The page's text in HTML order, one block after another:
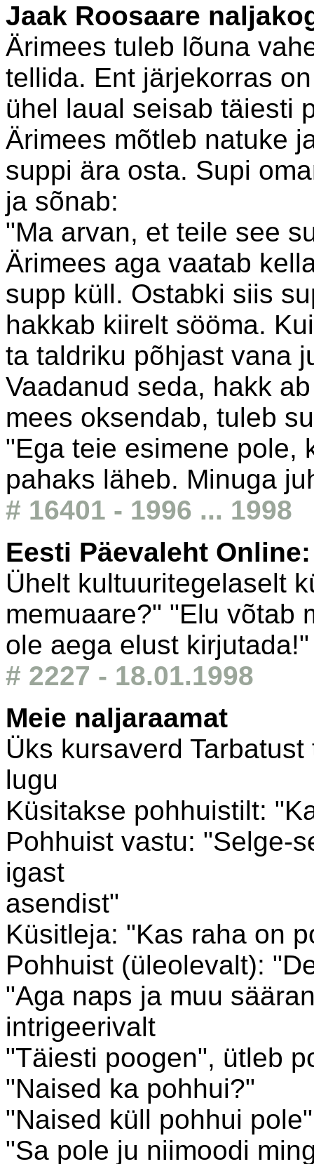
Jaak Roosaare
Ärimees tuleb lõuna
tellida. Ent järjekorras
ühel laual seisab täiesti
Ärimees mõtleb natuke
suppi ära osta. Supi
ja sõnab:
"Ma arvan, et teile see
Ärimees aga vaatab
supp küll. Ostabki siis
hakkab kiirelt sööma.
ta taldriku põhjast vana
Vaadanud seda, hakk
mees oksendab, tuleb
"Ega teie esimene pole,
pahaks läheb. Minuga
# 16401 - 1996 ... 1998
Eesti Päevaleht
Ühelt kultuuritegelaselt
memuaare?" "Elu võtab
ole aega elust kirjutada!"
# 2227 - 18.01.1998
Meie naljaraamat
Üks kursaverd
lugu
Küsitakse pohhuistilt:
Pohhuist vastu: "Selge-
igast
asendist"
Küsitleja: "Kas raha on
Pohhuist (üleolevalt):
"Aga naps ja muu
intrigeerivalt
"Täiesti poogen", ütleb
"Naised ka pohhui?"
"Naised küll pohhui
"Sa pole ju niimoodi